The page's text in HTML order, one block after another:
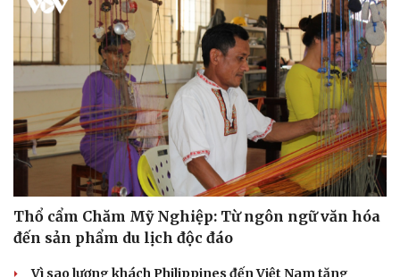
Thổ cẩm Chăm Mỹ Nghiệp: Từ ngôn ngữ văn hóa
đến sản phẩm du lịch độc đáo
Vì sao lượng khách Philippines đến Việt Nam tăng